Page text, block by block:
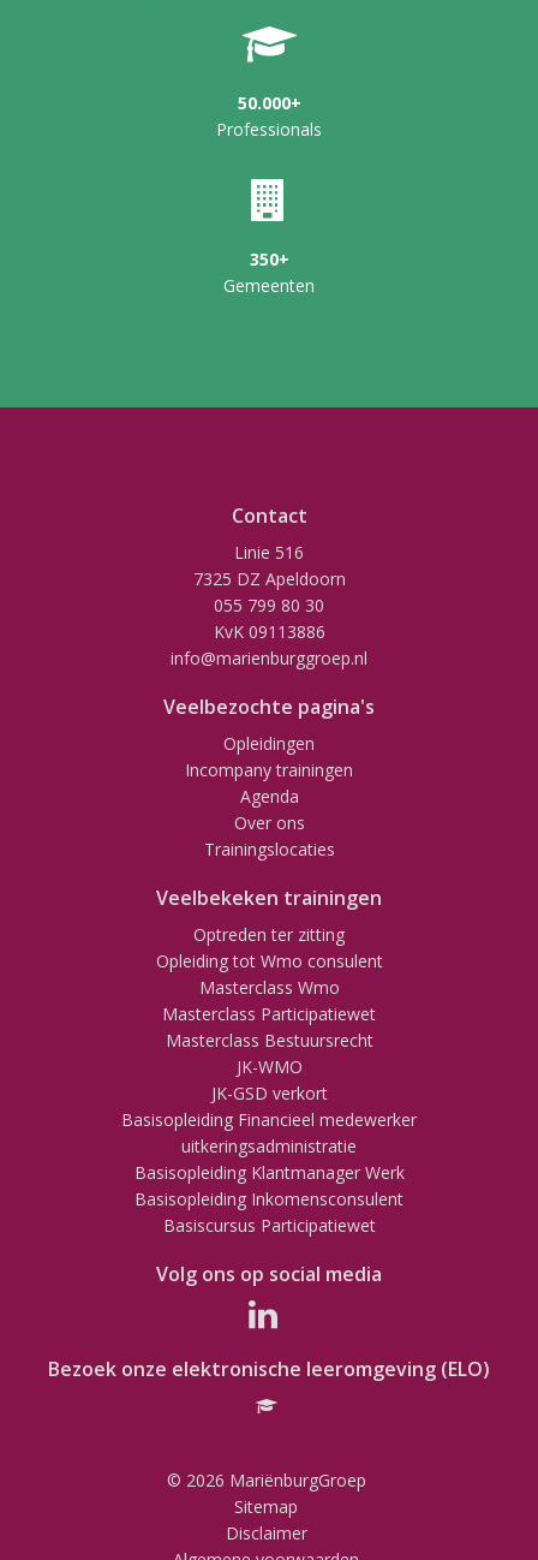
50.000+
Professionals
350+
Gemeenten
Contact
Linie 516
7325 DZ Apeldoorn
055 799 80 30
KvK 09113886
info@marienburggroep.nl
Veelbezochte pagina's
Opleidingen
Incompany trainingen
Agenda
Over ons
Trainingslocaties
Veelbekeken trainingen
Optreden ter zitting
Opleiding tot Wmo consulent
Masterclass Wmo
Masterclass Participatiewet
Masterclass Bestuursrecht
JK-WMO
JK-GSD verkort
Basisopleiding Financieel medewerker
uitkeringsadministratie
Basisopleiding Klantmanager Werk
Basisopleiding Inkomensconsulent
Basiscursus Participatiewet
Volg ons op social media
Bezoek onze elektronische leeromgeving (ELO)
© 2026 MariënburgGroep
Sitemap
Disclaimer